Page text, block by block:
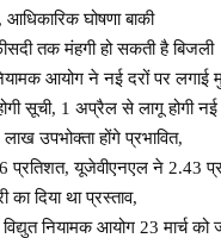
घोषणा बाकी
तक मंहगी हो सकती है बिजली
आयोग ने नई दरों पर लगाई
सूची, 1 अप्रैल से लागू होगी
उपभोक्ता होंगे प्रभावित,
प्रतिशत, यूजेवीएनएल ने 2.43
का दिया था प्रस्ताव,
नियामक आयोग 23 मार्च को